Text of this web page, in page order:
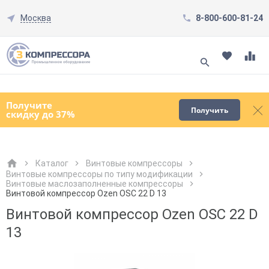
Москва 8-800-600-81-24
Получите
скидку до 37% Получить
Смотреть все товары
Каталог
Винтовые компрессоры
Винтовые компрессоры по типу модификации
Винтовые маслозаполненные компрессоры
Винтовой компрессор Ozen OSC 22 D 13
Винтовой компрессор Ozen OSC 22 D
13
Как к Вам обращаться?
Как к Вам обращаться?
Город доставки
Как к Вам обращаться?